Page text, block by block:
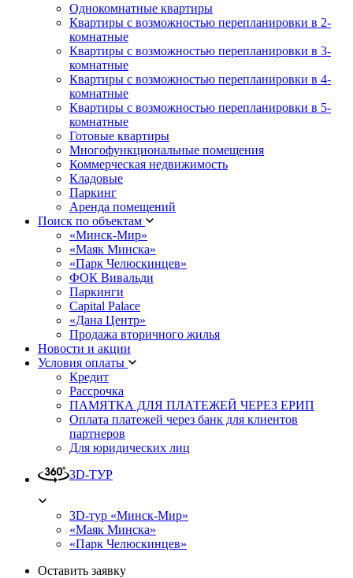
Однокомнатные квартиры
Квартиры с возможностью перепланировки в 2-
комнатные
Квартиры с возможностью перепланировки в 3-
комнатные
Квартиры с возможностью перепланировки в 4-
комнатные
Квартиры с возможностью перепланировки в 5-
комнатные
Готовые квартиры
Многофункциональные помещения
Коммерческая недвижимость
Кладовые
Паркинг
Аренда помещений
Поиск по объектам
«Минск-Мир»
«Маяк Минска»
«Парк Челюскинцев»
ФОК Вивальди
Паркинги
Capital Palace
«Дана Центр»
Продажа вторичного жилья
Новости и акции
Условия оплаты
Кредит
Рассрочка
ПАМЯТКА ДЛЯ ПЛАТЕЖЕЙ ЧЕРЕЗ ЕРИП
Оплата платежей через банк для клиентов
партнеров
Для юридических лиц
3D-ТУР
3D-тур «Минск-Мир»
«Маяк Минска»
«Парк Челюскинцев»
Оставить заявку